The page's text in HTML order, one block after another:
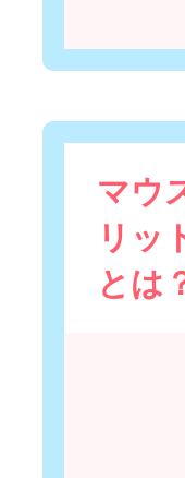
マウ
リッ
とは